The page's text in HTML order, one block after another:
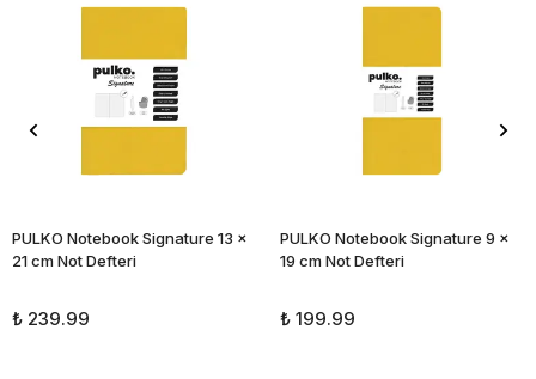
PULKO Notebook Signature 13 x
21 cm Not Defteri
₺ 239.99
PULKO Notebook Signature 9 x
19 cm Not Defteri
₺ 199.99